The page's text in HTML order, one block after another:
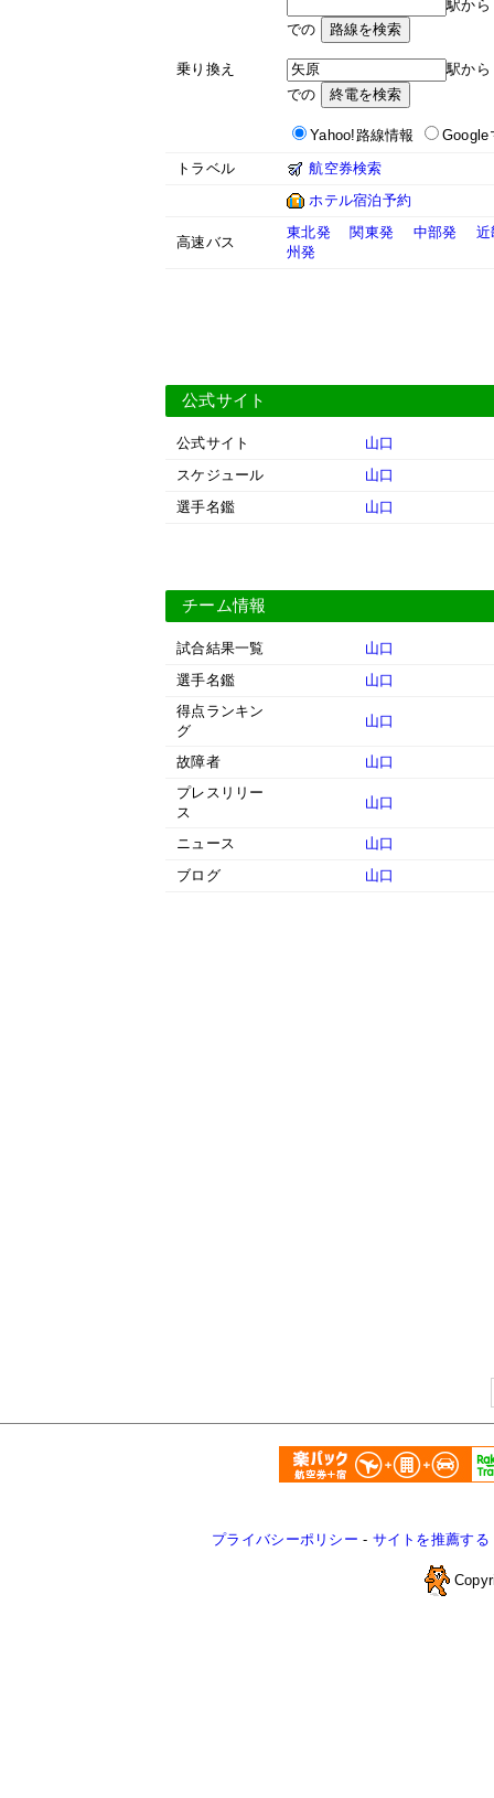
乗り換え
駅か
での
駅か
での
Yahoo!路線情報
Google
トラベル
航空券検索
ホテル宿泊予約
高速バス
東北発 関東発 中部発
近
州発
公式サイト
公式サイト
山口
スケジュール
山口
選手名鑑
山口
チーム情報
試合結果一覧
山口
選手名鑑
山口
得点ランキン
グ
山口
故障者
山口
プレスリリー
ス
山口
ニュース
山口
ブログ
山口
プライバシーポリシー - サイトを推薦する